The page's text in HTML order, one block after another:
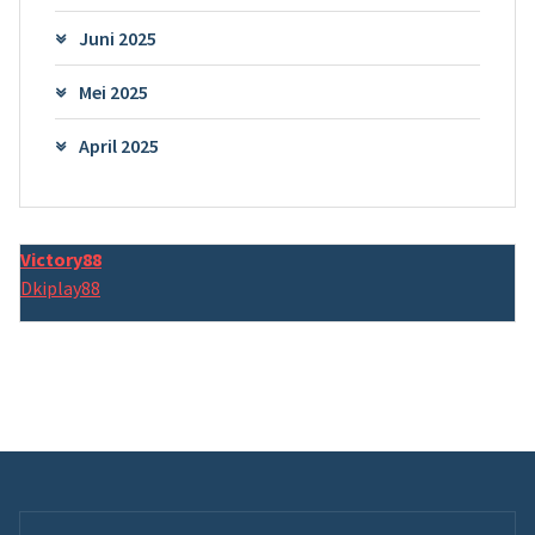
Juni 2025
Mei 2025
April 2025
Victory88
Dkiplay88